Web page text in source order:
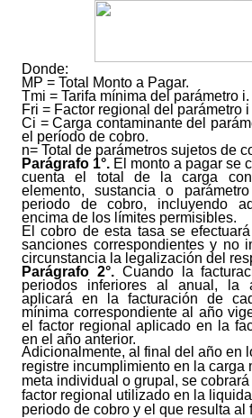
Donde:
MP = Total Monto a Pagar.
Tmi = Tarifa mínima del parámetro i.
Fri = Factor regional del parámetro
Ci = Carga contaminante del
el período de cobro.
n= Total de parámetros sujetos de
Parágrafo 1°. El monto a pagar se
cuenta el total de la carga
elemento, sustancia o
periodo de cobro, incluyendo
encima de los límites permisibles.
El cobro de esta tasa se
sanciones correspondientes y no
circunstancia la legalización del
Parágrafo 2°.Cuando la
periodos inferiores al anual, la
aplicará en la facturación de
mínima correspondiente al año
el factor regional aplicado en la
en el año anterior.
Adicionalmente, al final del año en
registre incumplimiento en la carga
meta individual o grupal, se
factor regional utilizado en la
periodo de cobro y el que resulta al